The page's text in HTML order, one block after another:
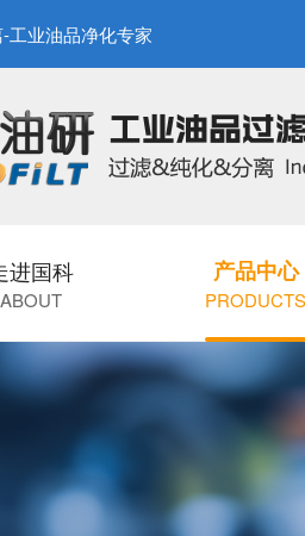
工业油品净化专家
进国科
ABOUT
产品中心
PRODUCTS